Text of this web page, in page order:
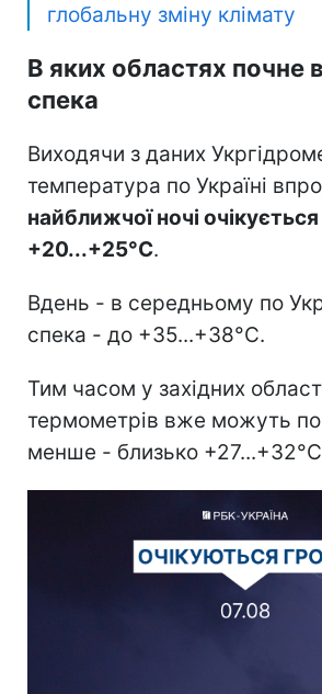
глобальну зміну клімату
В яких областях почне
спека
Виходячи з даних
температура по Україні
найближчої ночі
+20...+25°С.
Вдень - в середньому по
спека - до +35...+38°С.
Тим часом у західних
термометрів вже можуть
менше - близько